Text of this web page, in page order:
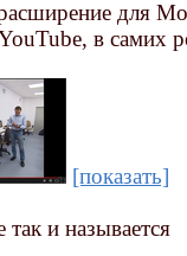
для
в самих
[показать]
и называется